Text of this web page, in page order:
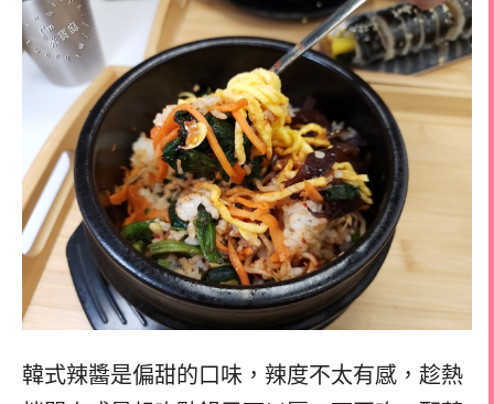
韓式辣醬是偏甜的口味，辣度不太有感，趁熱